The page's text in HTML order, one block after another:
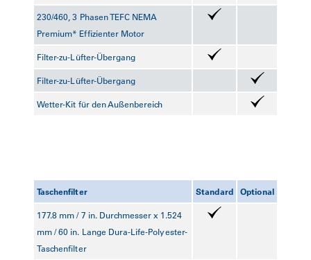
230/460, 3 Phasen TEFC NEMA
Premium* Effizienter Motor
Filter-zu-Lüfter-Übergang
Filter-zu-Lüfter-Übergang
Wetter-Kit für den Außenbereich
Taschenfilter Standard Optional
177.8 mm / 7 in. Durchmesser x 1.524
mm / 60 in. Lange Dura-Life-Polyester-
Taschenfilter